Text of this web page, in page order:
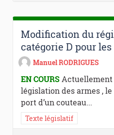
Modification du
catégorie D pour
Manuel RODRIGUES
EN COURSActuellement
législation des armes ,
port d’un couteau...
Texte législatif